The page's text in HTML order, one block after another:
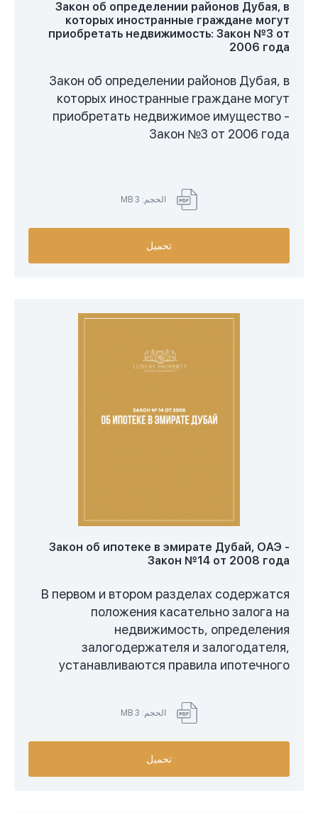
Закон об определении районов Дубая, в
которых иностранные граждане могут
приобретать недвижимость: Закон №3 от
2006 года
Закон об определении районов Дубая, в
которых иностранные граждане могут
приобретать недвижимое имущество -
Закон №3 от 2006 года
الحجم: 3 MB
تحميل
Закон об ипотеке в эмирате Дубай, ОАЭ -
Закон №14 от 2008 года
В первом и втором разделах содержатся
положения касательно залога на
недвижимость, определения
залогодержателя и залогодателя,
устанавливаются правила ипотечного
обязательно в нем указаны, некоторые
права и обязанности сторон, в частности в
погашения, передачи прав, суммы, ранга
الحجم: 3 MB
تحميل